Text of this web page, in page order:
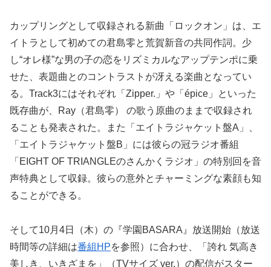
カップリングとして収録される新曲「ロックオン」は、エ
イトラとして初めての君島零と荒賀新音の共同作詞。少
し“オレ様”な男の子の恋をリズミカルなアップテンポに乗
せた、表題曲とのコントラストが冴える楽曲となってい
る。Track3にはそれぞれ「Zipper.」や「épice」といった
既存曲が、Ray（君島零） の歌う原曲のままで収録され
ることも発表された。また「エイトラジャケット盤A」、
「エイトラジャケット盤B」には彼らの冠ラジオ番組
「EIGHT OF TRIANGLEのさんかくラジオ」の特別回を音
声特典として収録。彼らの意外とチャーミングな素顔も知
ることができる。
そして10月4日（木）の『学園BASARA』放送開始（放送
時間等の詳細は番組HPを参照）に合わせ、「誇れ 気高き
美しき、いきざまを」（TVサイズ ver.）の配信がスター